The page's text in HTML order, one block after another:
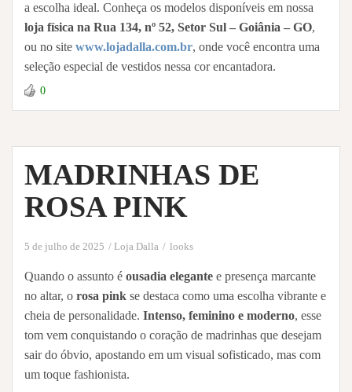
a escolha ideal. Conheça os modelos disponíveis em nossa
loja física na Rua 134, nº 52, Setor Sul – Goiânia – GO,
ou no site www.lojadalla.com.br, onde você encontra uma
seleção especial de vestidos nessa cor encantadora.
0
MADRINHAS DE
ROSA PINK
5 de julho de 2025 Loja Dalla looks
Quando o assunto é ousadia elegante e presença marcante
no altar, o rosa pink se destaca como uma escolha vibrante e
cheia de personalidade. Intenso, feminino e moderno, esse
tom vem conquistando o coração de madrinhas que desejam
sair do óbvio, apostando em um visual sofisticado, mas com
um toque fashionista.